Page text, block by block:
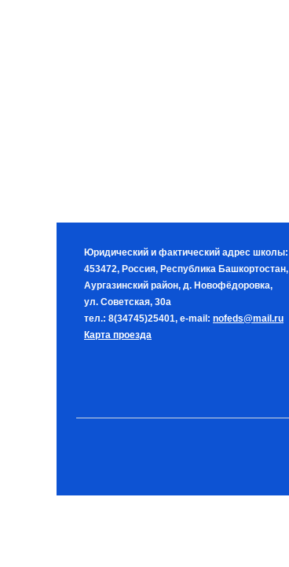
Юридический и фактический адрес школы:
453472, Россия, Республика Башкортостан,
Аургазинский район, д. Новофёдоровка,
ул. Советская, 30а
тел.: 8(34745)25401, e-mail: nofeds@mail.ru
Карта проезда